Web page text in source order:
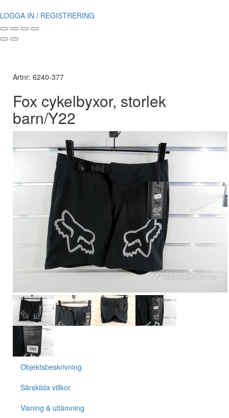
LOGGA IN / REGISTRERING
Artnr: 6240-377
Fox cykelbyxor, storlek
barn/Y22
Objektsbeskrivning
Särskilda villkor
Visning & utlämning